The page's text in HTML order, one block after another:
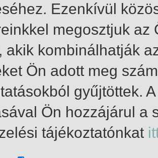
Ezenkívül
megosztjuk
akik kombinálhatják
Ön adott meg
gyűjtöttek.
Ön hozzájárul a
tájékoztatónkat